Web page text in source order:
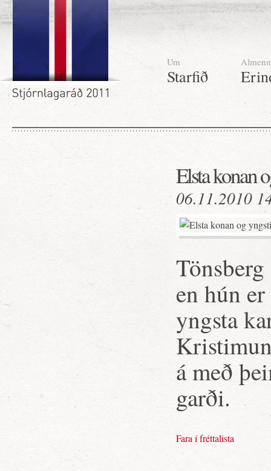
Um
Starfið
Almenn
Elsta konan
06.11.2010
en hún
yngsta
á með
garði.
Fara í fréttalista